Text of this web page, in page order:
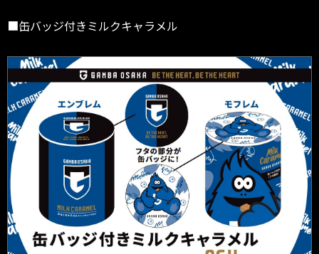
■缶バッジ付きミルクキャラメル